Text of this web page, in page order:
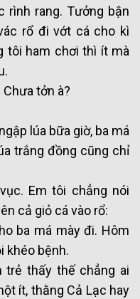
rình rang. Tưởng bận
rổ đi vớt cá cho kì
tôi ham chơi thì ít mà
tởn à?
lúa bữa giờ, ba má
trắng đồng cũng chỉ
Em tôi chẳng nói
cả giỏ cá vào rổ:
ba má mày đi. Hôm
khéo bệnh.
trẻ thấy thế chẳng ai
ít, thằng Cả Lạc hay